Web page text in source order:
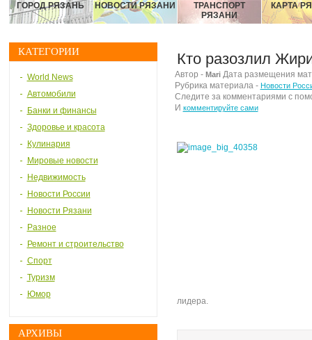
ГОРОД РЯЗАНЬ НОВОСТИ РЯЗАНИ
ТРАНСПОРТ
РЯЗАНИ
КАРТА
КАТЕГОРИИ
World News
Автомобили
Банки и финансы
Здоровье и красота
Кулинария
Мировые новости
Недвижимость
Новости России
Новости Рязани
Разное
Ремонт и строительство
Спорт
Туризм
Юмор
АРХИВЫ
Кто разозлил
Автор - MariДата размещения
Рубрика материала - Новости
Следите за комментариями с
И комментируйте сами
лидера.